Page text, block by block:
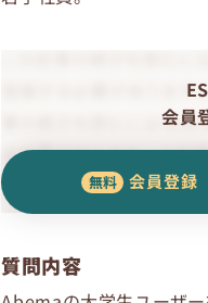
会員
会員登録
質問内容